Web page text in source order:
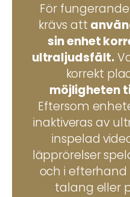
För
krävs att
sin enhet
ultraljudsfält.
korrekt
möjligheten
Eftersom
inaktiveras av
inspelad
läpprörelser
och i efterhand
talang eller